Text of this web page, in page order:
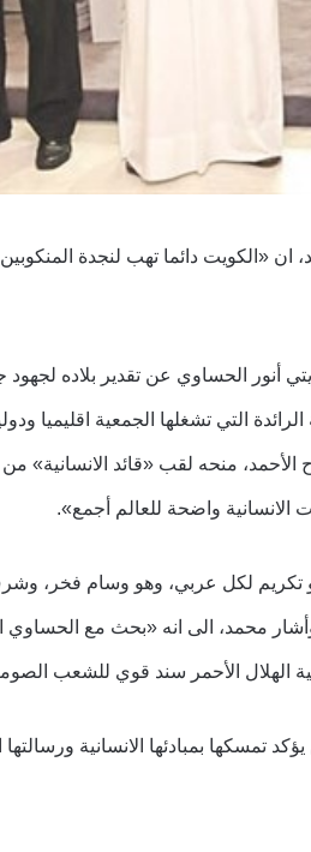
ان «الكويت دائما تهب لنجدة
الحساوي عن تقدير بلاده لجهود
التي تشغلها الجمعية اقليميا
الأحمد، منحه لقب «قائد الانسانية»
الانسانية واضحة للعالم أجمع».
تكريم لكل عربي، وهو وسام فخر،
محمد، الى انه «بحث مع الحساوي
الهلال الأحمر سند قوي للشعب
بمبادئها الانسانية ورسالتها